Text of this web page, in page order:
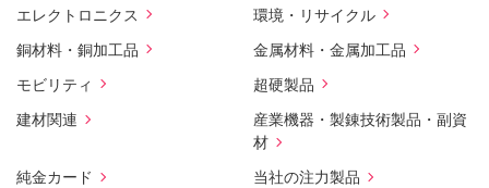
エレクトロニクス 環境・リサイクル
銅材料・銅加工品 金属材料・金属加工品
モビリティ 超硬製品
建材関連
産業機器・製錬技術製品・副資
材
純金カード 当社の注力製品